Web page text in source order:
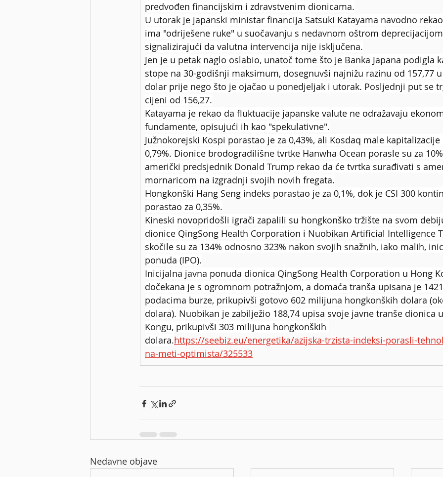
predvođen financijskim i zdravstvenim dionicama.
U utorak je japanski ministar financija Satsuki Katayama navodno
ima "odriješene ruke" u suočavanju s nedavnom oštrom
signalizirajući da valutna intervencija nije isključena.
Jen je u petak naglo oslabio, unatoč tome što je Banka Japana podigla
stope na 30-godišnji maksimum, dosegnuvši najnižu razinu od 157,77
dolar prije nego što je ojačao u ponedjeljak i utorak. Posljednji put se
cijeni od 156,27.
Katayama je rekao da fluktuacije japanske valute ne odražavaju
fundamente, opisujući ih kao "spekulativne".
Južnokorejski Kospi porastao je za 0,43%, ali Kosdaq male kapitalizacije
0,79%. Dionice brodogradilišne tvrtke Hanwha Ocean porasle su za
američki predsjednik Donald Trump rekao da će tvrtka surađivati s
mornaricom na izgradnji svojih novih fregata.
Hongkonški Hang Seng indeks porastao je za 0,1%, dok je CSI 300
porastao za 0,35%.
Kineski novopridošli igrači zapalili su hongkonško tržište na svom
dionice QingSong Health Corporation i Nuobikan Artificial Intelligence
skočile su za 134% odnosno 323% nakon svojih snažnih, iako malih,
ponuda (IPO).
Inicijalna javna ponuda dionica QingSong Health Corporation u Hong
dočekana je s ogromnom potražnjom, a domaća tranša upisana je
podacima burze, prikupivši gotovo 602 milijuna hongkonških dolara
dolara). Nuobikan je zabilježio 188,74 upisa svoje javne tranše dionica
Kongu, prikupivši 303 milijuna hongkonških
dolara.https://seebiz.eu/energetika/azijska-trzista-indeksi-porasli-
na-meti-optimista/325533
Nedavne objave